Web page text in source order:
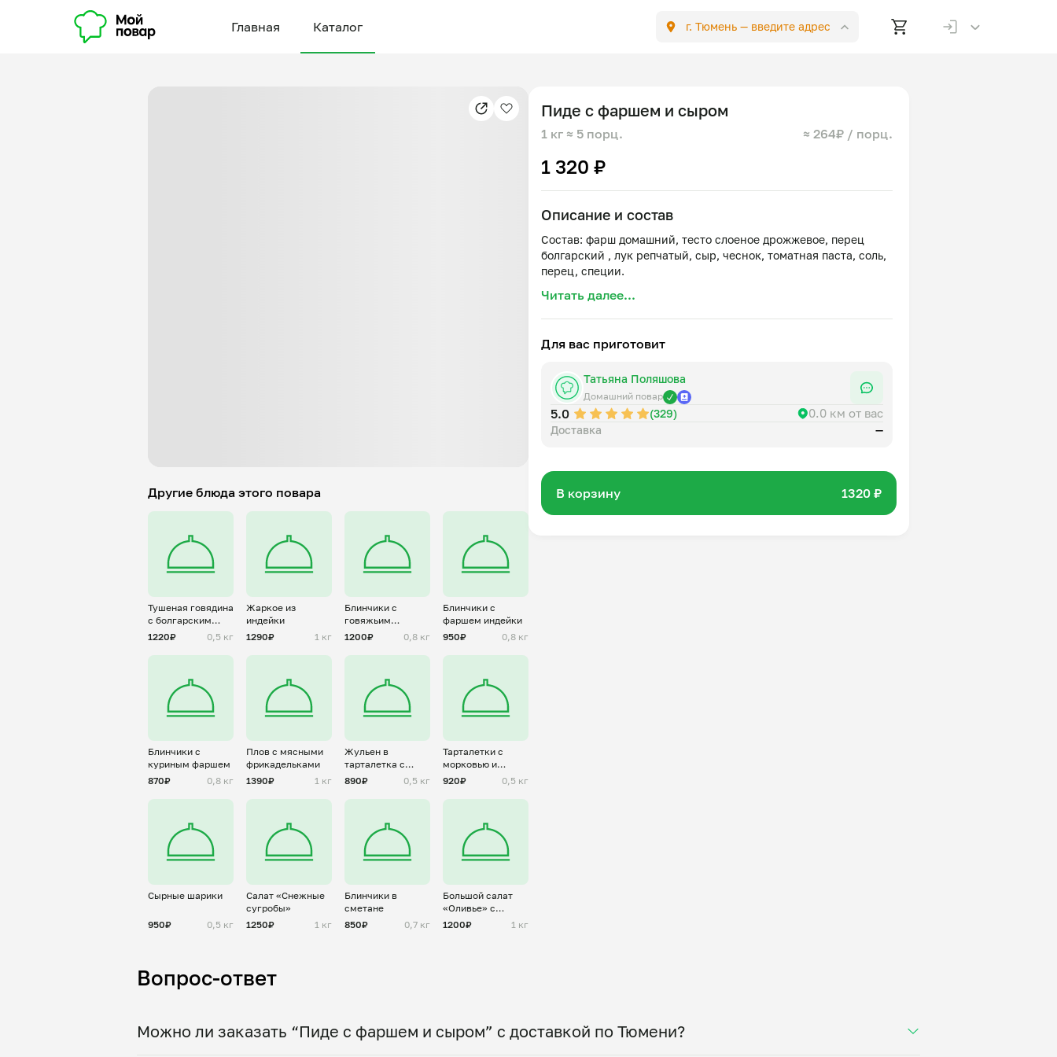
Главная Каталог г. Тюмень — введите адрес
Другие блюда этого повара
Тушеная говядина
с болгарским
перцем
1220₽ 0,5 кг
Жаркое из
индейки
1290₽
1 кг
Блинчики с
говяжьим
фаршем
1200₽ 0,8 кг
Блинчики с
фаршем индейки
950₽
0,8 кг
Блинчики с
куриным фаршем
870₽
0,8 кг
Плов с мясными
фрикадельками
1390₽
1 кг
Жульен в
тарталетка с
курицей и
890₽ 0,5 кг
Тарталетки с
морковью и
сыром
920₽ 0,5 кг
Сырные шарики
950₽ 0,5 кг
Салат «Снежные
сугробы»
1250₽
1 кг
Блинчики в
сметане
850₽
0,7 кг
Большой салат
«Оливье» с
ветчиной
1200₽ 1 кг
Пиде с фаршем и сыром
1 кг ≈ 5 порц. ≈ 264₽ / порц.
1 320 ₽
Описание и состав
Состав: фарш домашний, тесто слоеное дрожжевое, перец
болгарский , лук репчатый, сыр, чеснок, томатная паста, соль,
Читать далее...
Для вас приготовит
Татьяна Поляшова
Домашний повар
5.0 (329) 0.0 км от вас
Доставка —
В корзину 1320 ₽
Вопрос-ответ
Можно ли заказать “Пиде с фаршем и сыром” с доставкой по Тюмени?